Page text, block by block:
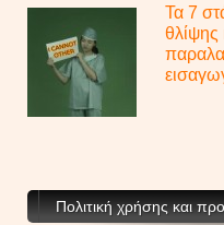
Τα 7
θλίψης
Πολιτική χρήσης και